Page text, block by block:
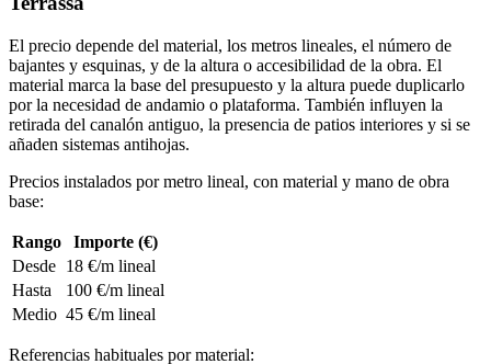
El precio depende del material, los metros lineales, el número de
bajantes y esquinas, y de la altura o accesibilidad de la obra. El
material marca la base del presupuesto y la altura puede duplicarlo
por la necesidad de andamio o plataforma. También influyen la
retirada del canalón antiguo, la presencia de patios interiores y si se
añaden sistemas antihojas.
Precios instalados por metro lineal, con material y mano de obra
base:
Rango
Importe (€)
Desde 18 €/m lineal
Hasta
100 €/m lineal
Medio 45 €/m lineal
Referencias habituales por material: